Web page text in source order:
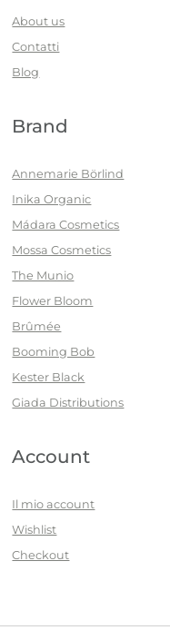
About us
Contatti
Blog
Brand
Annemarie Börlind
Inika Organic
Mádara Cosmetics
Mossa Cosmetics
The Munio
Flower Bloom
Brûmée
Booming Bob
Kester Black
Giada Distributions
Account
Il mio account
Wishlist
Checkout